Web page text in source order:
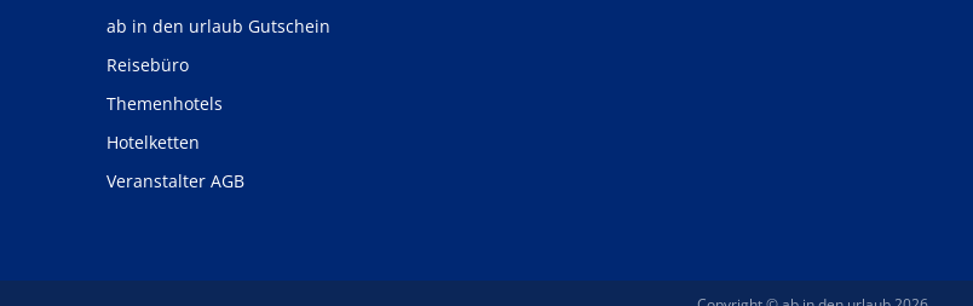
ab in den urlaub Gutschein
Reisebüro
Themenhotels
Hotelketten
Veranstalter AGB